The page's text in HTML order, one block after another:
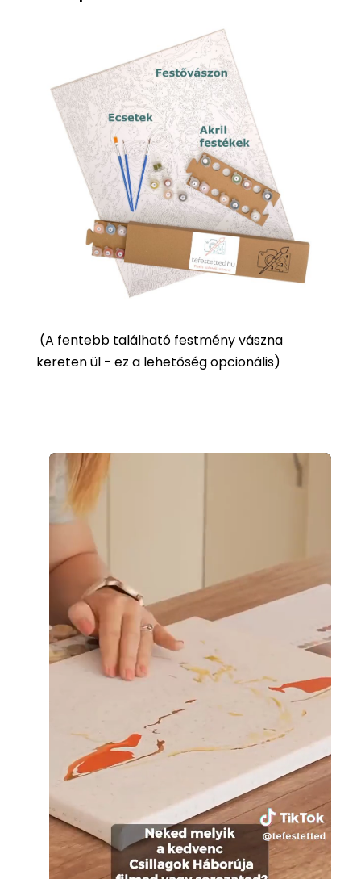
(A fentebb található festmény vászna
kereten ül - ez a lehetőség opcionális)